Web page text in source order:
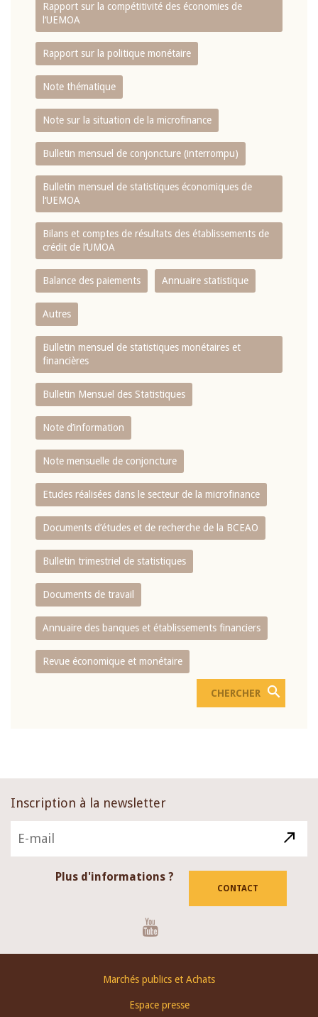
Rapport sur la compétitivité des économies de
l‘UEMOA
Rapport sur la politique monétaire
Note thématique
Note sur la situation de la microfinance
Bulletin mensuel de conjoncture (interrompu)
Bulletin mensuel de statistiques économiques de
l‘UEMOA
Bilans et comptes de résultats des établissements de
crédit de l‘UMOA
Balance des paiements Annuaire statistique
Autres
Bulletin mensuel de statistiques monétaires et
financières
Bulletin Mensuel des Statistiques
Note d’information
Note mensuelle de conjoncture
Etudes réalisées dans le secteur de la microfinance
Documents d’études et de recherche de la BCEAO
Bulletin trimestriel de statistiques
Documents de travail
Annuaire des banques et établissements financiers
Revue économique et monétaire
Inscription à la newsletter
Plus d'informations ?
CONTACT
Marchés publics et Achats
Espace presse